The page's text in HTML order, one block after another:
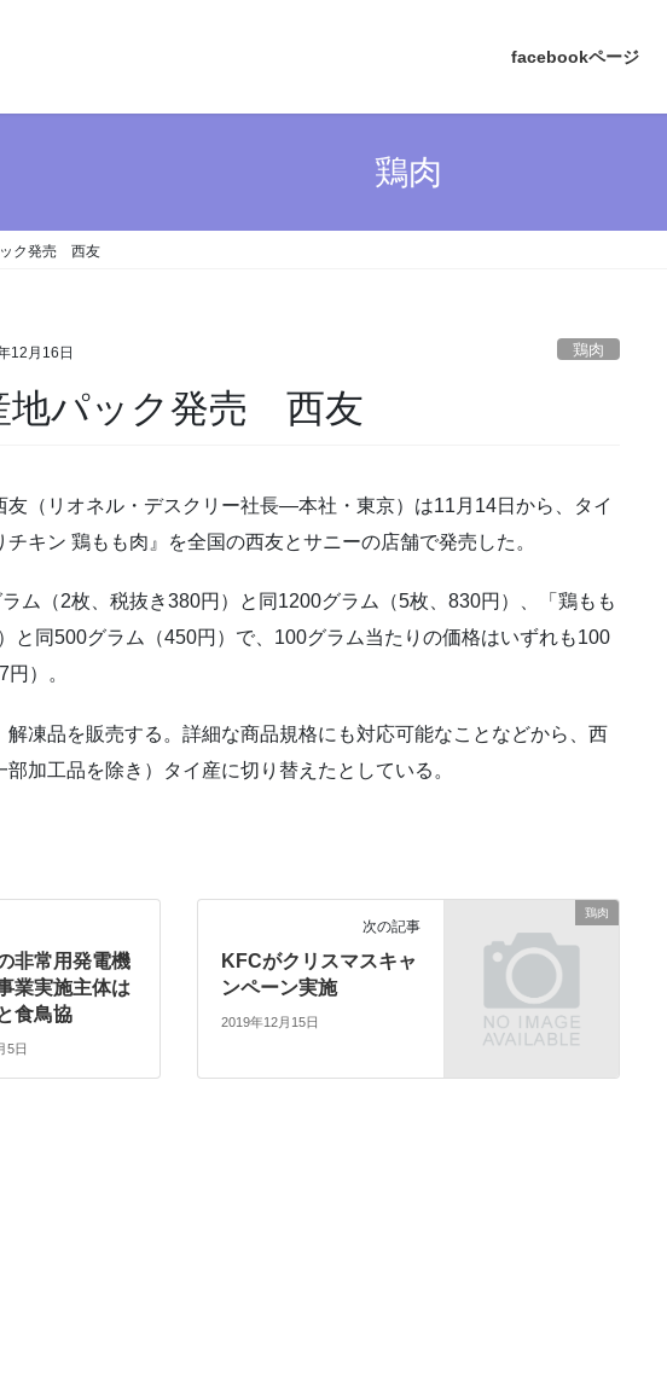
facebookページ
鶏肉
ック発売 西友
12月16日 鶏肉
地パック発売 西友
友（リオネル・デスクリー社長―本社・東京）は11月14日から、タイ
キン 鶏もも肉』を全国の西友とサニーの店舗で発売した。
ム（2枚、税抜き380円）と同1200グラム（5枚、830円）、「鶏もも
と同500グラム（450円）で、100グラム当たりの価格はいずれも100
）。
凍品を販売する。詳細な商品規格にも対応可能なことなどから、西
加工品を除き）タイ産に切り替えたとしている。
非常用発電機
業実施主体は
食鳥協
5日
鶏肉
次の記事
KFCがクリスマスキャ
ンペーン実施
2019年12月15日